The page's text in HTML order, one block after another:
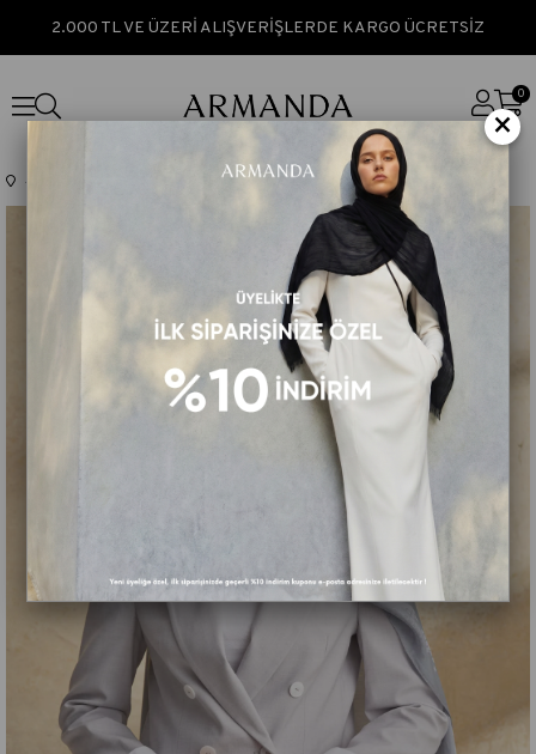
2.000 TL VE ÜZERİ ALIŞVERİŞLERDE KARGO ÜCRETSİZ
0
Anasayfa FIORI JAKAR LEOPAR MIX DESEN ŞAL - GÜMÜŞ
×